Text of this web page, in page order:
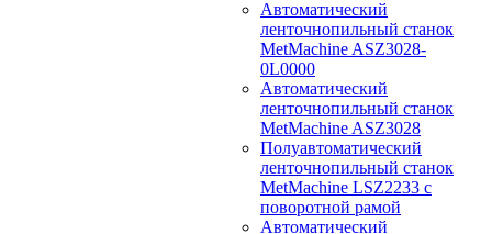
Автоматический
ленточнопильный станок
MetMachine ASZ3028-
0L0000
Автоматический
ленточнопильный станок
MetMachine ASZ3028
Полуавтоматический
ленточнопильный станок
MetMachine LSZ2233 с
поворотной рамой
Автоматический